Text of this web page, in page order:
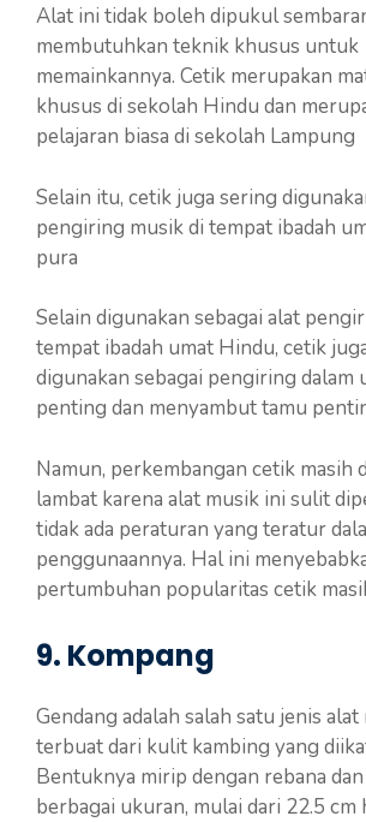
Alat ini tidak boleh dipukul
membutuhkan teknik khusus untuk
memainkannya. Cetik merupakan
khusus di sekolah Hindu dan
pelajaran biasa di sekolah Lampung
Selain itu, cetik juga sering
pengiring musik di tempat ibadah
pura
Selain digunakan sebagai alat
tempat ibadah umat Hindu, cetik
digunakan sebagai pengiring dalam
penting dan menyambut tamu
Namun, perkembangan cetik masih
lambat karena alat musik ini sulit
tidak ada peraturan yang teratur
penggunaannya. Hal ini
pertumbuhan popularitas cetik
9. Kompang
Gendang adalah salah satu jenis
terbuat dari kulit kambing yang
Bentuknya mirip dengan rebana
berbagai ukuran, mulai dari 22.5 cm